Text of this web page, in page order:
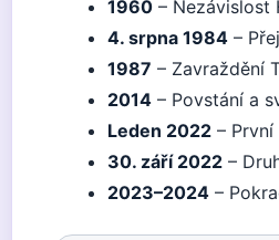
1960 – Nezávislost
4. srpna 1984 –
1987 – Zavraždění
2014 – Povstání a
Leden 2022 –
30. září 2022 –
2023–2024 –